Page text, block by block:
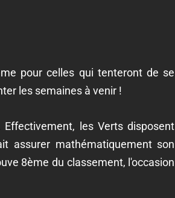
pour celles qui tenteront de se
les semaines à venir !
les Verts disposent
assurer mathématiquement son
8ème du classement, l'occasion